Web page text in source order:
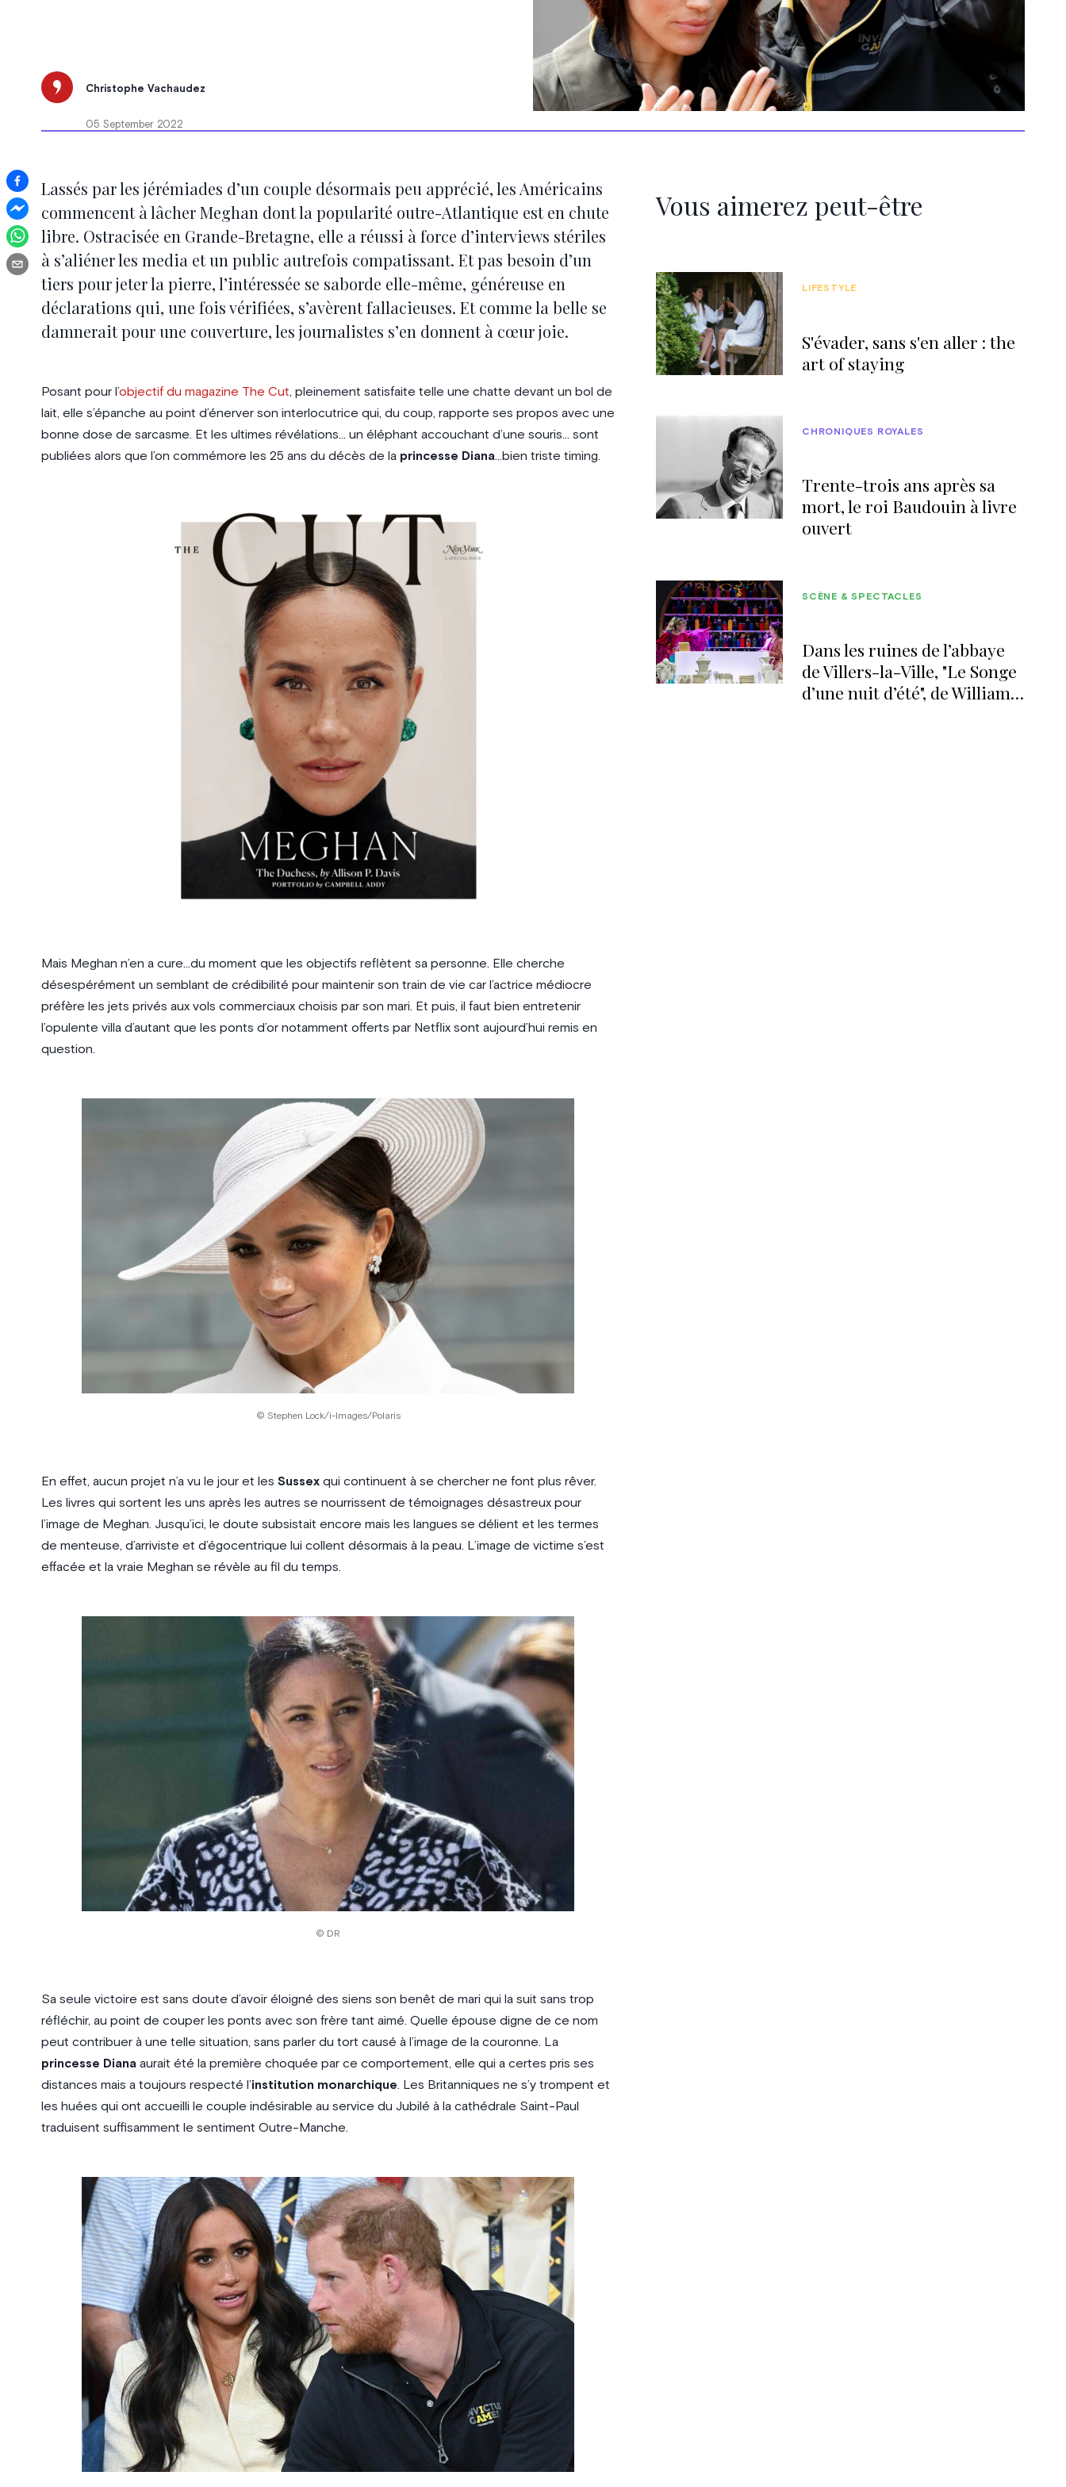
Christophe Vachaudez
05 September 2022
Lassés par les jérémiades d’un couple désormais peu apprécié, les Américains
commencent à lâcher Meghan dont la popularité outre-Atlantique est en chute
libre. Ostracisée en Grande-Bretagne, elle a réussi à force d’interviews stériles
à s’aliéner les media et un public autrefois compatissant. Et pas besoin d’un
tiers pour jeter la pierre, l’intéressée se saborde elle-même, généreuse en
déclarations qui, une fois vérifiées, s’avèrent fallacieuses. Et comme la belle se
damnerait pour une couverture, les journalistes s’en donnent à cœur joie.
Posant pour l’objectif du magazine The Cut, pleinement satisfaite telle une chatte devant un bol de
lait, elle s’épanche au point d’énerver son interlocutrice qui, du coup, rapporte ses propos avec une
bonne dose de sarcasme. Et les ultimes révélations… un éléphant accouchant d’une souris… sont
publiées alors que l’on commémore les 25 ans du décès de la princesse Diana…bien triste timing.
Mais Meghan n’en a cure…du moment que les objectifs reflètent sa personne. Elle cherche
désespérément un semblant de crédibilité pour maintenir son train de vie car l’actrice médiocre
préfère les jets privés aux vols commerciaux choisis par son mari. Et puis, il faut bien entretenir
l’opulente villa d’autant que les ponts d’or notamment offerts par Netflix sont aujourd’hui remis en
question.
© Stephen Lock/i-Images/Polaris
En effet, aucun projet n’a vu le jour et les Sussexqui continuent à se chercher ne font plus rêver.
Les livres qui sortent les uns après les autres se nourrissent de témoignages désastreux pour
l’image de Meghan. Jusqu’ici, le doute subsistait encore mais les langues se délient et les termes
de menteuse, d’arriviste et d’égocentrique lui collent désormais à la peau. L’image de victime s’est
effacée et la vraie Meghan se révèle au fil du temps.
© DR
Sa seule victoire est sans doute d’avoir éloigné des siens son benêt de mari qui la suit sans trop
réfléchir, au point de couper les ponts avec son frère tant aimé. Quelle épouse digne de ce nom
peut contribuer à une telle situation, sans parler du tort causé à l’image de la couronne. La
princesse Diana aurait été la première choquée par ce comportement, elle qui a certes pris ses
distances mais a toujours respecté l’institution monarchique. Les Britanniques ne s’y trompent et
les huées qui ont accueilli le couple indésirable au service du Jubilé à la cathédrale Saint-Paul
traduisent suffisamment le sentiment Outre-Manche.
Vous aimerez peut-être
S'évader, sans s'en aller : the
art of staying
LIFESTYLE
Trente-trois ans après sa
mort, le roi Baudouin à livre
ouvert
CHRONIQUES ROYALES
Dans les ruines de l’abbaye
de Villers-la-Ville, "Le Songe
d’une nuit d’été", de William
SCÈNE & SPECTACLES